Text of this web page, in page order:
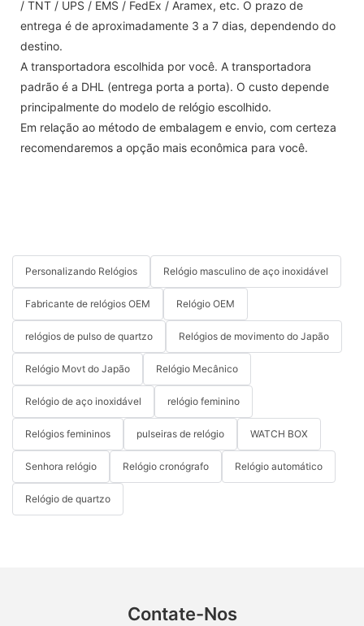
/ TNT / UPS / EMS / FedEx / Aramex, etc. O prazo de
entrega é de aproximadamente 3 a 7 dias, dependendo do
destino.
A transportadora escolhida por você. A transportadora
padrão é a DHL (entrega porta a porta). O custo depende
principalmente do modelo de relógio escolhido.
Em relação ao método de embalagem e envio, com certeza
recomendaremos a opção mais econômica para você.
Personalizando Relógios Relógio masculino de aço inoxidável
Fabricante de relógios OEM Relógio OEM
relógios de pulso de quartzo Relógios de movimento do Japão
Relógio Movt do Japão Relógio Mecânico
Relógio de aço inoxidável relógio feminino
Relógios femininos pulseiras de relógio WATCH BOX
Senhora relógio Relógio cronógrafo Relógio automático
Relógio de quartzo
Contate-Nos